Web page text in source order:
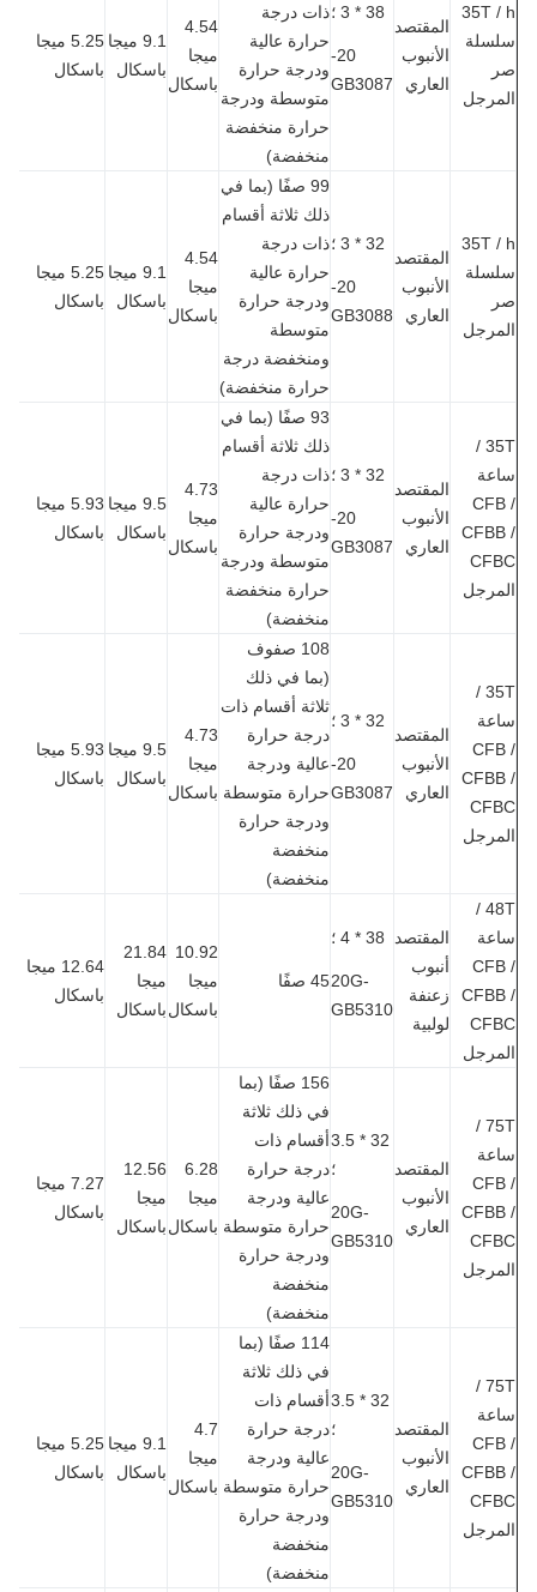
35T
المقتصد
الأنبوب
العاري
GB3087
ذات درجة
حرارة عالية
ودرجة حرارة
متوسطة ودرجة
حرارة منخفضة
منخفضة)
باسكال
9.1 ميجا
باسكال
5.25 ميجا
باسكال
35T
المقتصد
الأنبوب
العاري
GB3088
99 صفًا (بما في
ذلك ثلاثة أقسام
ذات درجة
حرارة عالية
ودرجة حرارة
متوسطة
ومنخفضة درجة
حرارة منخفضة)
باسكال
9.1 ميجا
باسكال
5.25 ميجا
باسكال
35T /
المقتصد
الأنبوب
العاري
GB3087
93 صفًا (بما في
ذلك ثلاثة أقسام
ذات درجة
حرارة عالية
ودرجة حرارة
متوسطة ودرجة
حرارة منخفضة
منخفضة)
باسكال
9.5 ميجا
باسكال
5.93 ميجا
باسكال
35T /
المقتصد
الأنبوب
العاري
GB3087
108 صفوف
(بما في ذلك
ثلاثة أقسام ذات
درجة حرارة
عالية ودرجة
حرارة متوسطة
ودرجة حرارة
منخفضة
منخفضة)
4.73
ميجا
باسكال
9.5 ميجا
باسكال
5.93 ميجا
باسكال
48T /
المقتصد
أنبوب
زعنفة
لولبية
38 * 4 ؛
GB5310
45 صفًا
10.92
باسكال
21.84
ميجا
باسكال
12.64 ميجا
باسكال
75T /
المقتصد
الأنبوب
العاري
32 * 3.5
GB5310
156 صفًا (بما
في ذلك ثلاثة
أقسام ذات
درجة حرارة
عالية ودرجة
حرارة متوسطة
ودرجة حرارة
منخفضة
منخفضة)
6.28
ميجا
باسكال
12.56
ميجا
باسكال
7.27 ميجا
باسكال
75T /
المقتصد
الأنبوب
العاري
32 * 3.5
GB5310
114 صفًا (بما
في ذلك ثلاثة
أقسام ذات
درجة حرارة
عالية ودرجة
حرارة متوسطة
ودرجة حرارة
منخفضة
منخفضة)
4.7
ميجا
باسكال
9.1 ميجا
باسكال
5.25 ميجا
باسكال